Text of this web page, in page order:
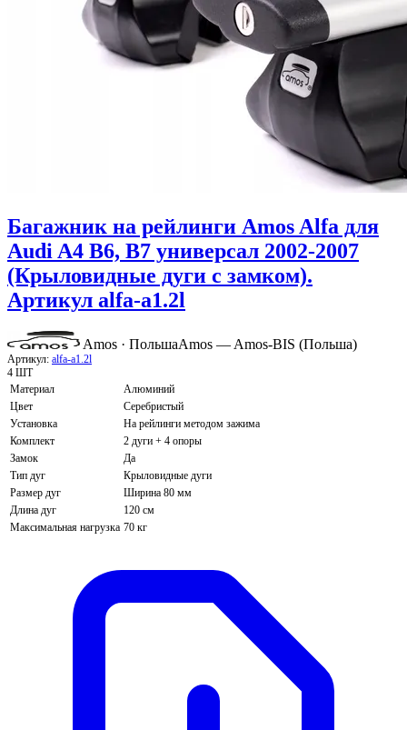
Багажник на рейлинги Amos Alfa для
Audi A4 B6, B7 универсал 2002-2007
(Крыловидные дуги с замком).
Артикул alfa-a1.2l
Amos · ПольшаAmos — Amos-BIS (Польша)
Артикул: alfa-a1.2l
4 ШТ
Материал
Алюминий
Цвет
Серебристый
Установка
На рейлинги методом зажима
Комплект
2 дуги + 4 опоры
Замок
Да
Тип дуг
Крыловидные дуги
Размер дуг
Ширина 80 мм
Длина дуг
120 см
Максимальная нагрузка 70 кг